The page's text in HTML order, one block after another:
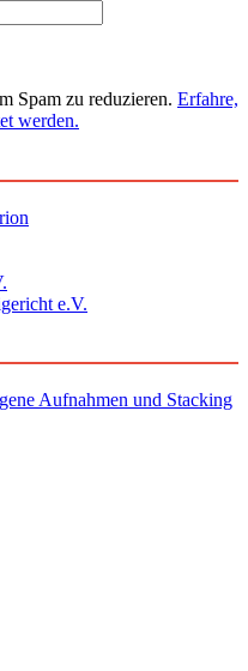
Spam zu reduzieren. Erfahre,
werden.
e.V.
Aufnahmen und Stacking